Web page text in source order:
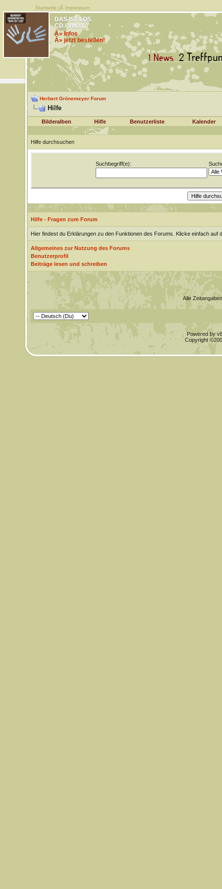
Startseite |Â Impressum
DAS IST LOS
CD / VINYL
Â» Infos
Â» jetzt bestellen!
Herbert Grönemeyer Forum
Hilfe
Bilderalben Hilfe Benutzerliste Kalender
Hilfe durchsuchen
Suchbegriff(e):
Hilfe - Fragen zum Forum
Hier findest du Erklärungen zu den Funktionen des Forums. Klicke einfach
Allgemeines zur Nutzung des Forums
Benutzerprofil
Beiträge lesen und schreiben
Alle
Powered by
Copyright